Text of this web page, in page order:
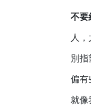
不要
人
別指
偏有
就像